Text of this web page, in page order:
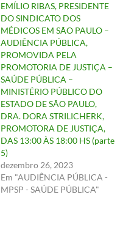
EMÍLIO RIBAS, PRESIDENTE
DO SINDICATO DOS
MÉDICOS EM SÃO PAULO –
AUDIÊNCIA PÚBLICA,
PROMOVIDA PELA
PROMOTORIA DE JUSTIÇA –
SAÚDE PÚBLICA –
MINISTÉRIO PÚBLICO DO
ESTADO DE SÃO PAULO,
DRA. DORA STRILICHERK,
PROMOTORA DE JUSTIÇA,
DAS 13:00 ÀS 18:00 HS (parte
5)
dezembro 26, 2023
Em "AUDIÊNCIA PÚBLICA -
MPSP - SAÚDE PÚBLICA"